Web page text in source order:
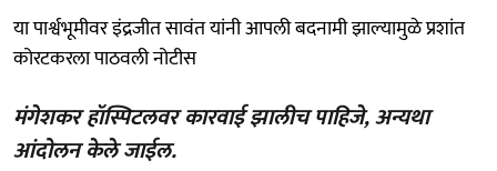
या पार्श्वभूमीवर इंद्रजीत सावंत यांनी आपली बदनामी झाल्यामुळे प्रशांत
कोरटकरला पाठवली नोटीस
मंगेशकर हॉस्पिटलवर कारवाई झालीच पाहिजे, अन्यथा
आंदोलन केले जाईल.